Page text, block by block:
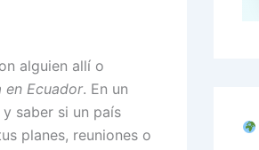
alguien allí o
en Ecuador. En un
y saber si un país
planes, reuniones o